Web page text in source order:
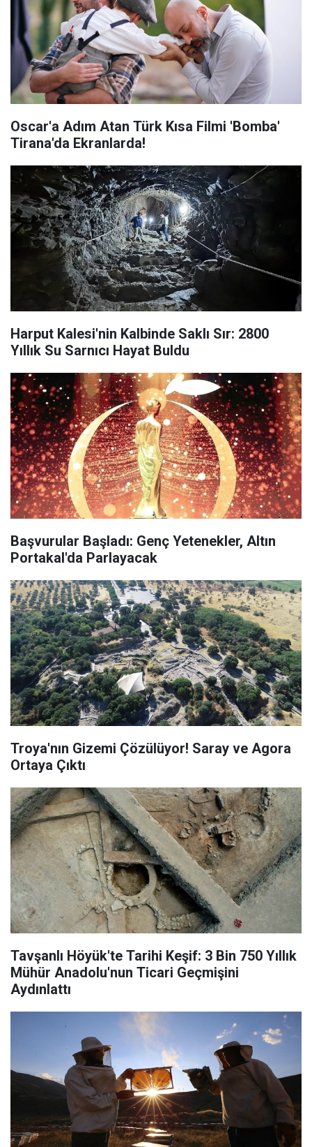
Oscar'a Adım Atan Türk Kısa Filmi 'Bomba'
Tirana'da Ekranlarda!
Harput Kalesi'nin Kalbinde Saklı Sır: 2800
Yıllık Su Sarnıcı Hayat Buldu
Başvurular Başladı: Genç Yetenekler, Altın
Portakal'da Parlayacak
Troya'nın Gizemi Çözülüyor! Saray ve Agora
Ortaya Çıktı
Tavşanlı Höyük'te Tarihi Keşif: 3 Bin 750 Yıllık
Mühür Anadolu'nun Ticari Geçmişini
Aydınlattı